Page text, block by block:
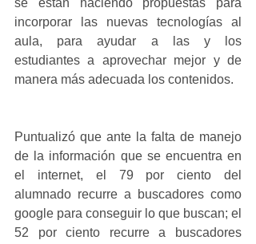
se están haciendo propuestas para
incorporar las nuevas tecnologías al
aula, para ayudar a las y los
estudiantes a aprovechar mejor y de
manera más adecuada los contenidos.
Puntualizó que ante la falta de manejo
de la información que se encuentra en
el internet, el 79 por ciento del
alumnado recurre a buscadores como
google para conseguir lo que buscan; el
52 por ciento recurre a buscadores